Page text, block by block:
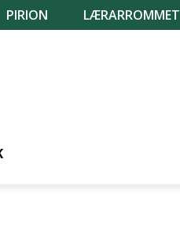
PIRION LÆRARROMMET